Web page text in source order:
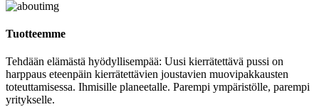
Tuotteemme
Tehdään elämästä hyödyllisempää: Uusi kierrätettävä pussi on
harppaus eteenpäin kierrätettävien joustavien muovipakkausten
toteuttamisessa. Ihmisille planeetalle. Parempi ympäristölle, parempi
yritykselle.